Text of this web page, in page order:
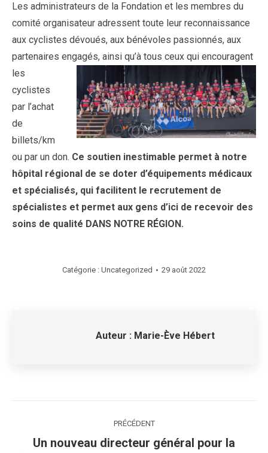
Les administrateurs de la Fondation et les membres du
comité organisateur adressent toute leur reconnaissance
aux cyclistes dévoués, aux bénévoles passionnés, aux
partenaires engagés, ainsi qu’à tous ceux qui encouragent
les
cyclistes
par l’achat
de
billets/km
ou par un don. Ce soutien inestimable permet à notre
hôpital régional de se doter d’équipements médicaux
et spécialisés, qui facilitent le recrutement de
spécialistes et permet aux gens d’ici de recevoir des
soins de qualité DANS NOTRE RÉGION.
Catégorie : Uncategorized 29 août 2022
Auteur : Marie-Ève Hébert
article
PRÉCÉDENT
Un nouveau directeur général pour la